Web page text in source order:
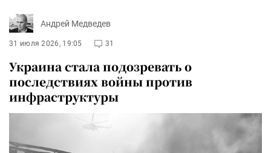
Андрей Медведев
31 июля 2026, 19:05 31
Украина стала подозревать о
последствиях войны против
инфраструктуры